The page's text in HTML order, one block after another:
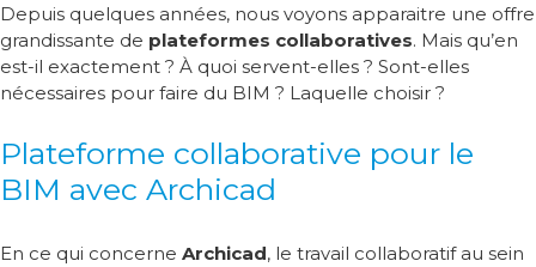
Depuis quelques années, nous voyons apparaitre une offre
grandissante de plateformes collaboratives. Mais qu’en
est-il exactement ? À quoi servent-elles ? Sont-elles
nécessaires pour faire du BIM ? Laquelle choisir ?
Plateforme collaborative pour le
BIM avec Archicad
En ce qui concerne Archicad, le travail collaboratif au sein